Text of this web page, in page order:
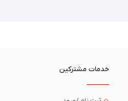
خدمات مشترکین